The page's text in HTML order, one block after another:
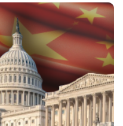
저작
권
정책
이메
일주
소무
단수